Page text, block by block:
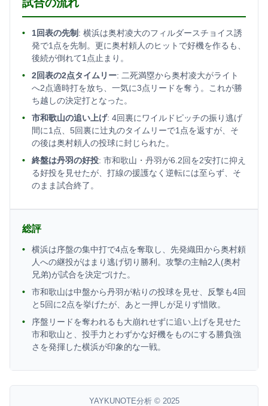
1回表の先制: 横浜は奥村凌大のフィルダースチョイス誘
発で1点を先制。更に奥村頼人のヒットで好機を作るも、
後続が倒れて1点止まり。
2回表の2点タイムリー: 二死満塁から奥村凌大がライト
へ2点適時打を放ち、一気に3点リードを奪う。これが勝
ち越しの決定打となった。
市和歌山の追い上げ: 4回裏にワイルドピッチの振り逃げ
間に1点、5回裏に辻丸のタイムリーで1点を返すが、そ
の後は奥村頼人の投球に封じられた。
終盤は丹羽の好投: 市和歌山・丹羽が6.2回を2安打に抑え
る好投を見せたが、打線の援護なく逆転には至らず、そ
のまま試合終了。
総評
横浜は序盤の集中打で4点を奪取し、先発織田から奥村頼
人への継投がはまり逃げ切り勝利。攻撃の主軸2人(奥村
兄弟)が試合を決定づけた。
市和歌山は中盤から丹羽が粘りの投球を見せ、反撃も4回
と5回に2点を挙げたが、あと一押しが足りず惜敗。
序盤リードを奪われるも大崩れせずに追い上げを見せた
市和歌山と、投手力とわずかな好機をものにする勝負強
さを発揮した横浜が印象的な一戦。
YAYKUNOTE分析 © 2025